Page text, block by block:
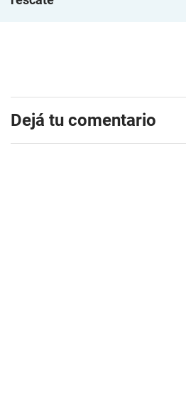
Dejá tu comentario